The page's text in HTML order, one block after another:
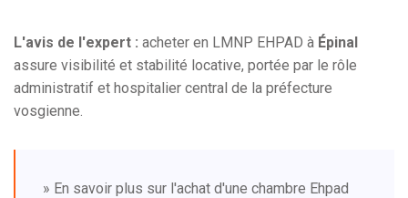
L'avis de l'expert : acheter en LMNP EHPAD à Épinal
assure visibilité et stabilité locative, portée par le rôle
administratif et hospitalier central de la préfecture
vosgienne.
» En savoir plus sur l'achat d'une chambre Ehpad